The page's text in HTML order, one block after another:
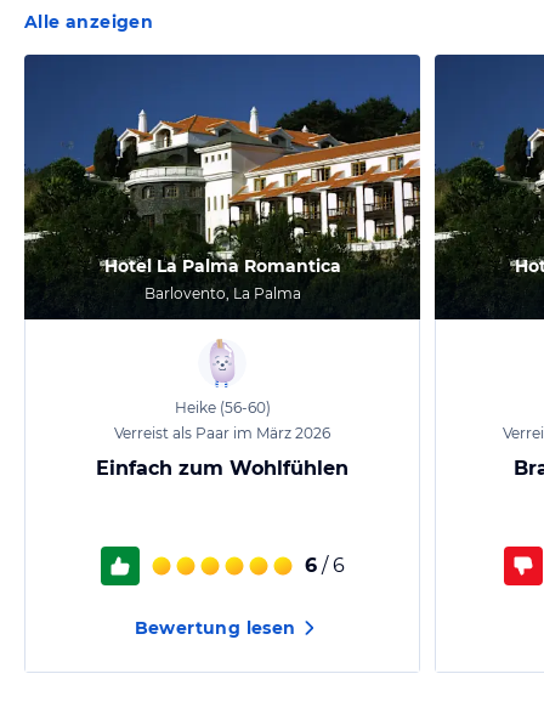
Alle anzeigen
Hotel La Palma Romantica
Barlovento, La Palma
Heike (56-60)
Verreist als Paar im März 2026
Einfach zum Wohlfühlen
6 / 6
Bewertung lesen